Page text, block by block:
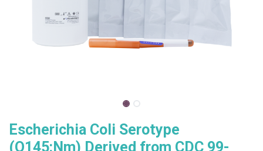
Escherichia Coli Serotype
(O145:Nm) Derived from CDC 99-